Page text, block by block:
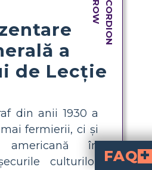
a
de Lecție
din anii 1930 a
fermierii, ci și
americană în
culturilor
FAQ